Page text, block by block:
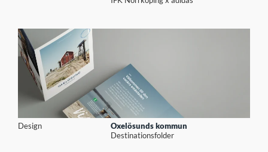
Design
Oxelösunds kommun
Destinationsfolder